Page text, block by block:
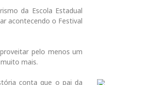
da Escola Estadual
acontecendo o Festival
pelo menos um
mais.
conta que o pai da